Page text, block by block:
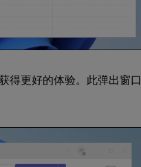
得更好的体验。此弹出窗口